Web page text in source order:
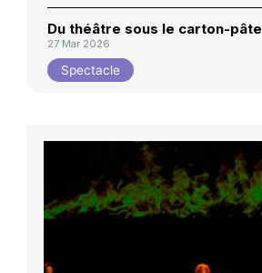
Du théâtre sous le carton-pâte
27 Mar 2026
Spectacle